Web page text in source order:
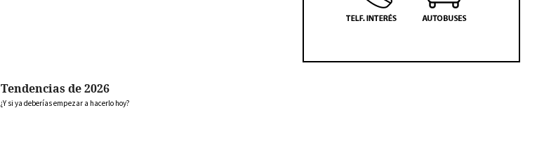
Tendencias de 2026
¿Y si ya deberías empezar a hacerlo hoy?